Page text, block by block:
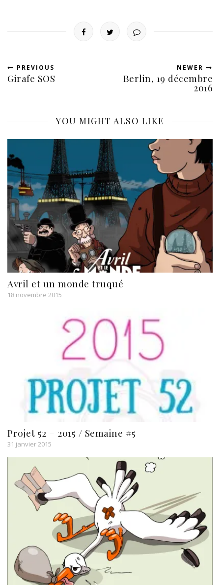
PREVIOUS
Girafe SOS
NEWER
Berlin, 19 décembre
2016
YOU MIGHT ALSO LIKE
Avril et un monde truqué
18 novembre 2015
Projet 52 – 2015 / Semaine #5
31 janvier 2015